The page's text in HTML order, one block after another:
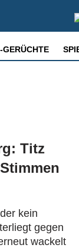
GERÜCHTE
Titz
kein
gegen
wackelt